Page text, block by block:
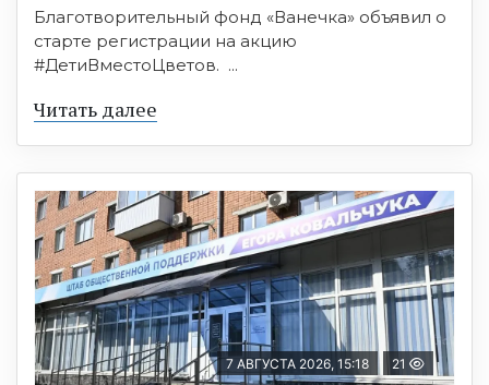
Благотворительный фонд «Ванечка» объявил о
старте регистрации на акцию
#ДетиВместоЦветов. ...
Читать далее
7 АВГУСТА 2026, 15:18 21